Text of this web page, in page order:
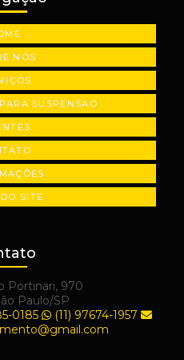
NÓS
SUSPENSAO
SITE
Portinari, 970
Paulo/SP
0185
(11) 97674-1957